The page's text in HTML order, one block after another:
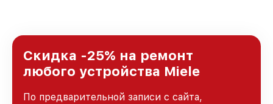
Скидка -25% на ремонт
любого устройства Miele
По предварительной записи с сайта,